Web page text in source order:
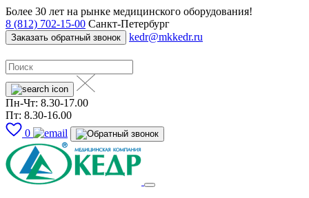
Более 30 лет на рынке медицинского оборудования!
8 (812) 702-15-00 Санкт-Петербург
Заказать обратный звонок kedr@mkkedr.ru
Пн-Чт: 8.30-17.00
Пт: 8.30-16.00
0